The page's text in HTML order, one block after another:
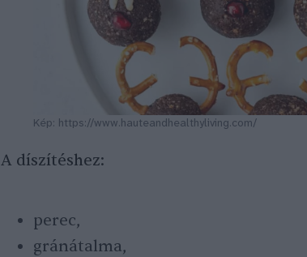
Kép: https://www.hauteandhealthyliving.com/
A díszítéshez:
perec,
gránátalma,